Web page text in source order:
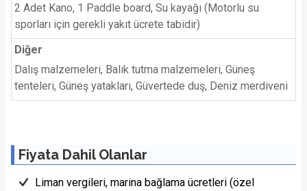
2 Adet Kano, 1 Paddle board, Su kayağı (Motorlu su
sporları için gerekli yakıt ücrete tabidir)
Diğer
Dalış malzemeleri, Balık tutma malzemeleri, Güneş
tenteleri, Güneş yatakları, Güvertede duş, Deniz merdiveni
Fiyata Dahil Olanlar
Liman vergileri, marina bağlama ücretleri (özel